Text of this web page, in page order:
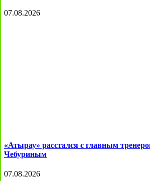
07.08.2026
«Атырау» расстался с главным
Чебуриным
07.08.2026